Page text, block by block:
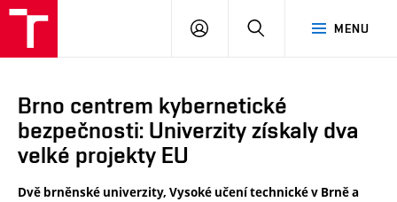
MENU
PŘIHLÁSIT
Brno centrem kybernetické
bezpečnosti: Univerzity získaly dva
velké projekty EU
Dvě brněnské univerzity, Vysoké učení technické v Brně a